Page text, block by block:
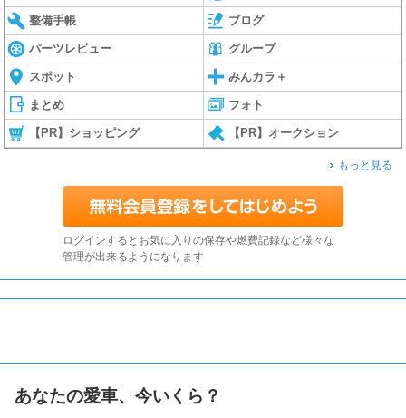
整備手帳 ブログ
パーツレビュー グループ
スポット みんカラ＋
まとめ フォト
【PR】ショッピング 【PR】オークション
もっと見る
ログインするとお気に入りの保存や燃費記録など様々な
管理が出来るようになります
あなたの愛車、今いくら？